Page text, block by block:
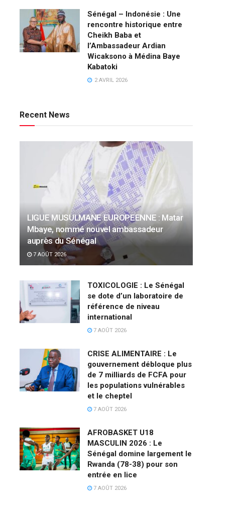
Sénégal – Indonésie : Une
rencontre historique entre
Cheikh Baba et
l’Ambassadeur Ardian
Wicaksono à Médina Baye
Kabatoki
2 AVRIL 2026
Recent News
LIGUE MUSULMANE EUROPEENNE : Matar
Mbaye, nommé nouvel ambassadeur
auprès du Sénégal
7 AOÛT 2026
TOXICOLOGIE : Le Sénégal
se dote d’un laboratoire de
référence de niveau
international
7 AOÛT 2026
CRISE ALIMENTAIRE : Le
gouvernement débloque plus
de 7 milliards de FCFA pour
les populations vulnérables
et le cheptel
7 AOÛT 2026
AFROBASKET U18
MASCULIN 2026 : Le
Sénégal domine largement le
Rwanda (78-38) pour son
entrée en lice
7 AOÛT 2026